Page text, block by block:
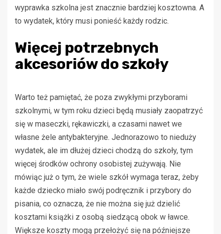
wyprawka szkolna jest znacznie bardziej kosztowna. A
to wydatek, który musi ponieść każdy rodzic.
Więcej potrzebnych
akcesoriów do szkoły
Warto też pamiętać, że poza zwykłymi przyborami
szkolnymi, w tym roku dzieci będą musiały zaopatrzyć
się w maseczki, rękawiczki, a czasami nawet we
własne żele antybakteryjne. Jednorazowo to nieduży
wydatek, ale im dłużej dzieci chodzą do szkoły, tym
więcej środków ochrony osobistej zużywają. Nie
mówiąc już o tym, że wiele szkół wymaga teraz, żeby
każde dziecko miało swój podręcznik i przybory do
pisania, co oznacza, że nie można się już dzielić
kosztami książki z osobą siedzącą obok w ławce.
Większe koszty mogą przełożyć się na późniejsze